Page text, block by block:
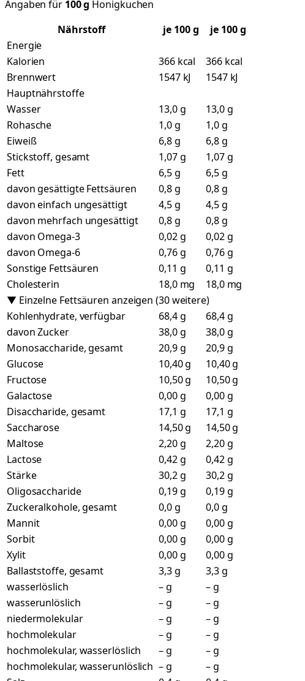
Angaben für 100g Honigkuchen
Nährstoff
je 100g
je 100 g
Energie
Kalorien
366 kcal
366 kcal
Brennwert
1547 kJ
1547 kJ
Hauptnährstoffe
Wasser
13,0 g
13,0 g
Rohasche
1,0 g
1,0 g
Eiweiß
6,8 g
6,8 g
Stickstoff, gesamt
1,07 g
1,07 g
Fett
6,5 g
6,5 g
davon gesättigte Fettsäuren
0,8 g
0,8 g
davon einfach ungesättigt
4,5 g
4,5 g
davon mehrfach ungesättigt
0,8 g
0,8 g
davon Omega-3
0,02 g
0,02 g
davon Omega-6
0,76 g
0,76 g
Sonstige Fettsäuren
0,11 g
0,11 g
Cholesterin
18,0 mg
18,0 mg
▼ Einzelne Fettsäuren anzeigen (30 weitere)
Kohlenhydrate, verfügbar
68,4 g
68,4 g
davon Zucker
38,0 g
38,0 g
Monosaccharide, gesamt
20,9 g
20,9 g
Glucose
10,40 g
10,40 g
Fructose
10,50 g
10,50 g
Galactose
0,00 g
0,00 g
Disaccharide, gesamt
17,1 g
17,1 g
Saccharose
14,50 g
14,50 g
Maltose
2,20 g
2,20 g
Lactose
0,42 g
0,42 g
Stärke
30,2 g
30,2 g
Oligosaccharide
0,19 g
0,19 g
Zuckeralkohole, gesamt
0,0 g
0,0 g
Mannit
0,00 g
0,00 g
Sorbit
0,00 g
0,00 g
Xylit
0,00 g
0,00 g
Ballaststoffe, gesamt
3,3 g
3,3 g
wasserlöslich
– g
– g
wasserunlöslich
– g
– g
niedermolekular
– g
– g
hochmolekular
– g
– g
hochmolekular, wasserlöslich
– g
– g
hochmolekular, wasserunlöslich – g
– g